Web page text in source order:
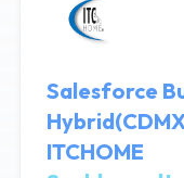
Salesforce
ITCHOME